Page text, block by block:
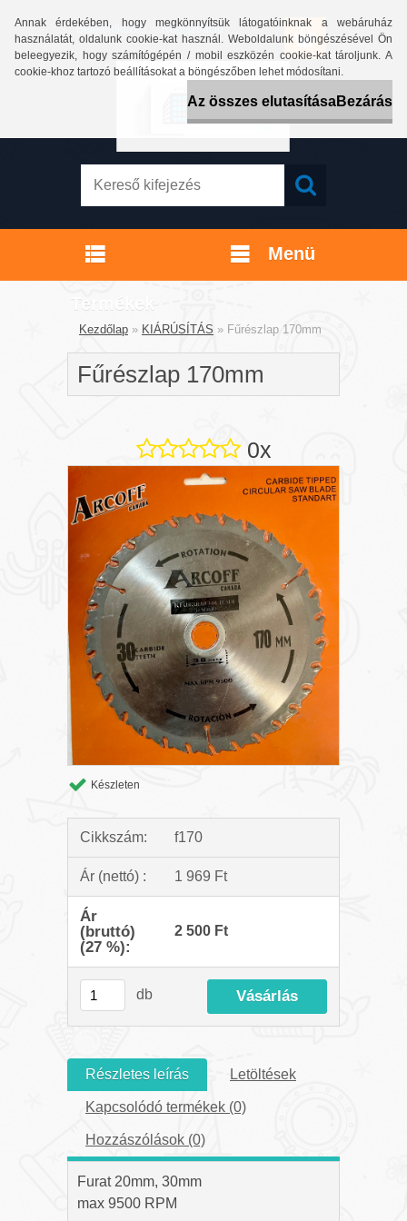
Annak érdekében, hogy megkönnyítsük látogatóinknak a webáruház
használatát, oldalunk cookie-kat használ. Weboldalunk böngészésével Ön
beleegyezik, hogy számítógépén / mobil eszközén cookie-kat tároljunk. A
cookie-khoz tartozó beállításokat a böngészőben lehet módosítani.
Az összes elutasításaBezárás
Bejelentkezés Regisztráció
Termékek
Menü
Kezdőlap » KIÁRÚSÍTÁS » Fűrészlap 170mm
Fűrészlap 170mm
0x
Készleten
Cikkszám: f170
Ár (nettó) : 1 969 Ft
Ár
(bruttó)
(27 %):
2 500 Ft
db
Részletes leírás Letöltések
Kapcsolódó termékek (0)
Hozzászólások (0)
Furat 20mm, 30mm
max 9500 RPM